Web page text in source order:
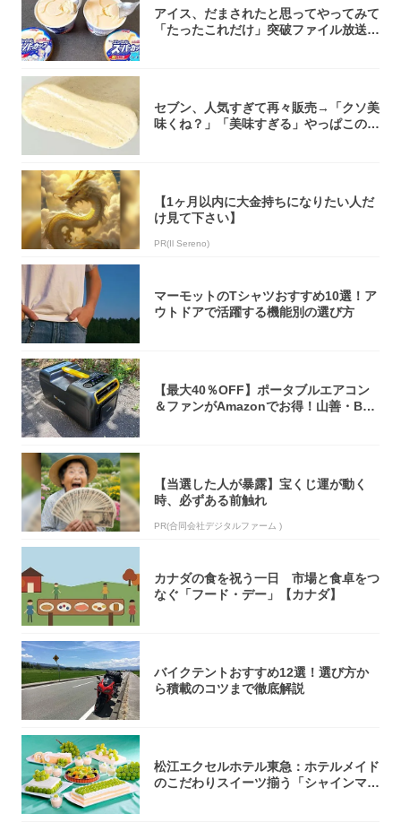
アイス、だまされたと思ってやってみて
「たったこれだけ」突破ファイル放送で
セブン、人気すぎて再々販売→「クソ美
味くね？」「美味すぎる」やっぱこのク
【1ヶ月以内に大金持ちになりたい人だ
け見て下さい】
PR(Il Sereno)
マーモットのTシャツおすすめ10選！ア
ウトドアで活躍する機能別の選び方
【最大40％OFF】ポータブルエアコン
＆ファンがAmazonでお得！山善・Bo
【当選した人が暴露】宝くじ運が動く
時、必ずある前触れ
PR(合同会社デジタルファーム )
カナダの食を祝う一日 市場と食卓をつ
なぐ「フード・デー」【カナダ】
バイクテントおすすめ12選！選び方か
ら積載のコツまで徹底解説
松江エクセルホテル東急：ホテルメイド
のこだわりスイーツ揃う「シャインマス